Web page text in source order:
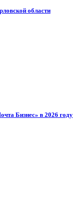
области
Бизнес» в 2026 году